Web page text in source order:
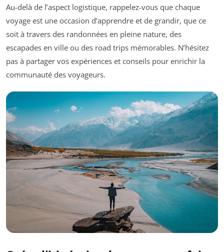
Au-delà de l’aspect logistique, rappelez-vous que chaque
voyage est une occasion d’apprendre et de grandir, que ce
soit à travers des randonnées en pleine nature, des
escapades en ville ou des road trips mémorables. N’hésitez
pas à partager vos expériences et conseils pour enrichir la
communauté des voyageurs.